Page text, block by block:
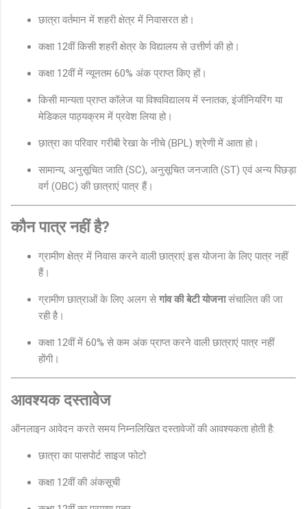
छात्रा वर्तमान में शहरी क्षेत्र में निवासरत हो।
कक्षा 12वीं किसी शहरी क्षेत्र के विद्यालय से उत्तीर्ण की हो।
कक्षा 12वीं में न्यूनतम 60% अंक प्राप्त किए हों।
किसी मान्यता प्राप्त कॉलेज या विश्वविद्यालय में स्नातक, इंजीनियरिंग या
मेडिकल पाठ्यक्रम में प्रवेश लिया हो।
छात्रा का परिवार गरीबी रेखा के नीचे (BPL) श्रेणी में आता हो।
सामान्य, अनुसूचित जाति (SC), अनुसूचित जनजाति (ST) एवं अन्य पिछड़ा
वर्ग (OBC) की छात्राएं पात्र हैं।
कौन पात्र नहीं है?
ग्रामीण क्षेत्र में निवास करने वाली छात्राएं इस योजना के लिए पात्र नहीं
हैं।
ग्रामीण छात्राओं के लिए अलग से गांव की बेटी योजनासंचालित की जा
रही है।
कक्षा 12वीं में 60% से कम अंक प्राप्त करने वाली छात्राएं पात्र नहीं
होंगी।
आवश्यक दस्तावेज
ऑनलाइन आवेदन करते समय निम्नलिखित दस्तावेजों की आवश्यकता होती है:
छात्रा का पासपोर्ट साइज फोटो
कक्षा 12वीं की अंकसूची